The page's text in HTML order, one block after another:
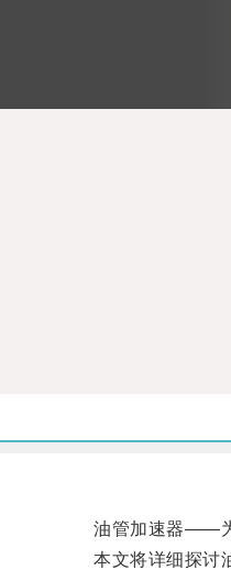
油管加速器——为您
本文将详细探讨油